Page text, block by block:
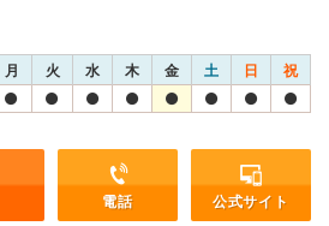
月 火 水 木 金 土 日 祝
電話 公式サイト